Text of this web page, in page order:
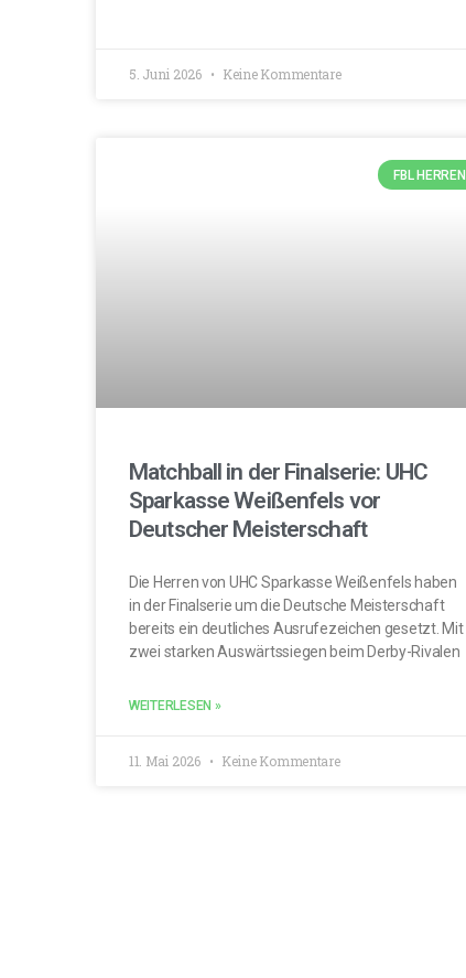
5. Juni 2026 Keine Kommentare
FBL HERREN
Matchball in der Finalserie: UHC
Sparkasse Weißenfels vor
Deutscher Meisterschaft
Die Herren von UHC Sparkasse Weißenfels haben
in der Finalserie um die Deutsche Meisterschaft
bereits ein deutliches Ausrufezeichen gesetzt. Mit
zwei starken Auswärtssiegen beim Derby-Rivalen
WEITERLESEN »
11. Mai 2026 Keine Kommentare